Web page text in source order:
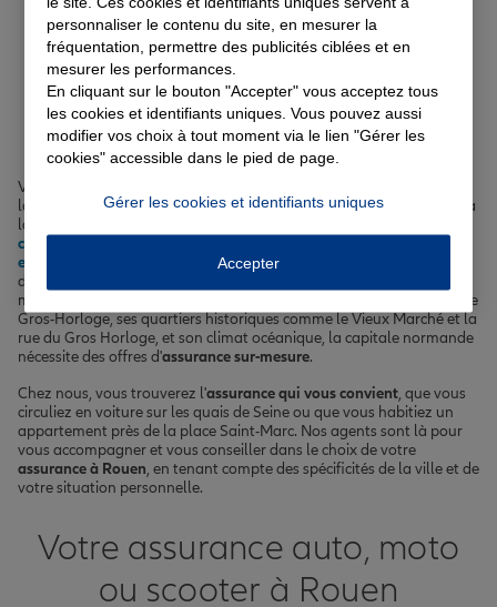
Nos offres d'assurance à
Rouen
Vous cherchez une
large gamme de solutions adaptées à vos besoins, que vous soyez à
la recherche d'une
complémentaire santé
emprunteur
. Située au cœur de la Normandie, Rouen est une ville
dynamique qui compte plus de 110 000 habitants. Avec ses
monuments emblématiques comme la cathédrale Notre-Dame ou le
Gros-Horloge, ses quartiers historiques comme le Vieux Marché et la
rue du Gros Horloge, et son climat océanique, la capitale normande
nécessite des offres d'assurance sur-mesure.
Chez nous, vous trouverez l'assurance qui vous convient, que vous
circuliez en voiture sur les quais de Seine ou que vous habitiez un
appartement près de la place Saint-Marc. Nos agents sont là pour
vous accompagner et vous conseiller dans le choix de votre
assurance à Rouen, en tenant compte des spécificités de la ville et de
votre situation personnelle.
Votre assurance auto, moto
ou scooter à Rouen
personnaliser le contenu du site, en mesurer la
fréquentation, permettre des publicités ciblées et en
mesurer les performances.
En cliquant sur le bouton "Accepter" vous acceptez tous
les cookies et identifiants uniques. Vous pouvez aussi
modifier vos choix à tout moment via le lien "Gérer les
cookies" accessible dans le pied de page.
Gérer les cookies et identifiants uniques
Accepter